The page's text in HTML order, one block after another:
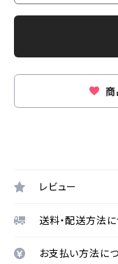
商
レビュー
送料・配送方法に
お支払い方法に